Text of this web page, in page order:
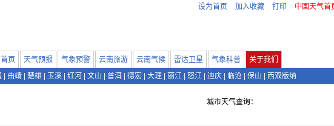
设为首页 加入收藏 打印 中国天气首
页 天气预报 气象预警 云南旅游 云南气候 雷达卫星 气象科普
关于我们
曲靖 楚雄 玉溪 红河 文山 普洱 德宏 大理 丽江 怒江 迪庆 临沧 保山 西双版纳
城市天气查询：